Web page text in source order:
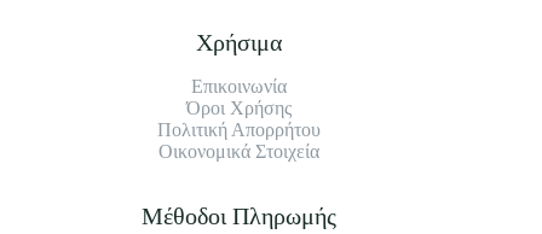
Χρήσιμα
Επικοινωνία
Όροι Χρήσης
Πολιτική Απορρήτου
Οικονομικά Στοιχεία
Μέθοδοι Πληρωμής